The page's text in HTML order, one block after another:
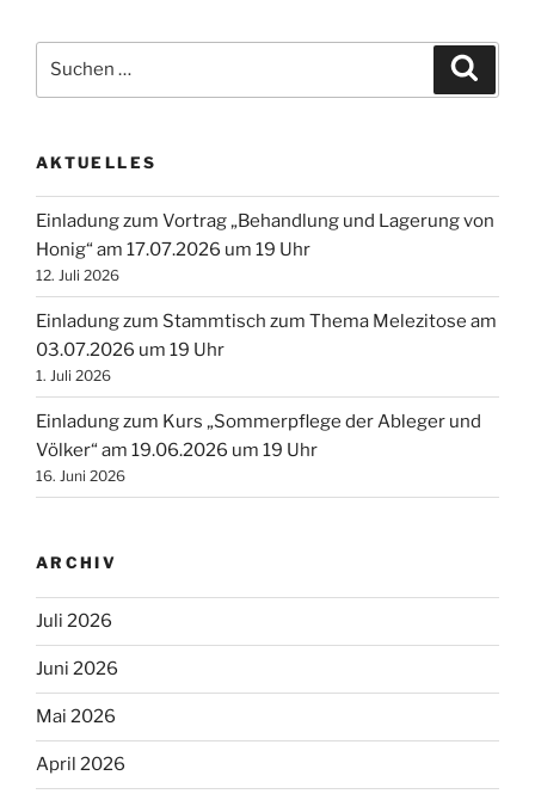
nach:
AKTUELLES
Einladung zum Vortrag „Behandlung und Lagerung von
Honig“ am 17.07.2026 um 19 Uhr
12. Juli 2026
Einladung zum Stammtisch zum Thema Melezitose am
03.07.2026 um 19 Uhr
1. Juli 2026
Einladung zum Kurs „Sommerpflege der Ableger und
Völker“ am 19.06.2026 um 19 Uhr
16. Juni 2026
ARCHIV
Juli 2026
Juni 2026
Mai 2026
April 2026